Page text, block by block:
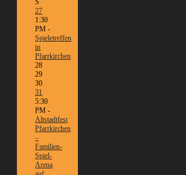
S
27
1:30
PM -
Spieletreffen
in
Pfarrkirchen
28
29
30
31
5:30
PM -
Altstadtfest
Pfarrkirchen
–
Familien-
Spiel-
Arena